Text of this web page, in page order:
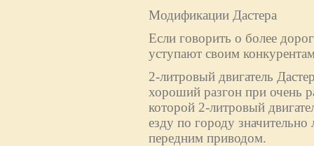
Модификации Дастера
Если говорить о более
уступают своим
2-литровый двигатель
хороший разгон при очень
которой 2-литровый
езду по городу
передним приводом.